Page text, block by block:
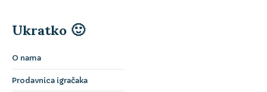
Ukratko 🙂
O nama
Prodavnica igračaka